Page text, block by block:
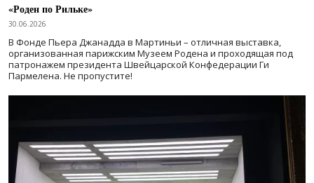
«Роден по Рильке»
30.06.2026
В Фонде Пьера Джанадда в Мартиньи – отличная выставка,
организованная парижским Музеем Родена и проходящая под
патронажем президента Швейцарской Конфедерации Ги
Пармелена. Не пропустите!